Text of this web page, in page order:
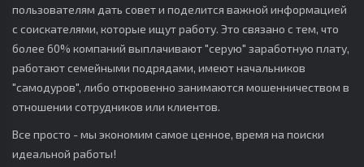
пользователям дать совет и поделится важной информацией
с соискателями, которые ищут работу. Это связано с тем, что
более 60% компаний выплачивают "серую" заработную плату,
работают семейными подрядами, имеют начальников
"самодуров", либо откровенно занимаются мошенничеством в
отношении сотрудников или клиентов.
Все просто - мы экономим самое ценное, время на поиски
идеальной работы!